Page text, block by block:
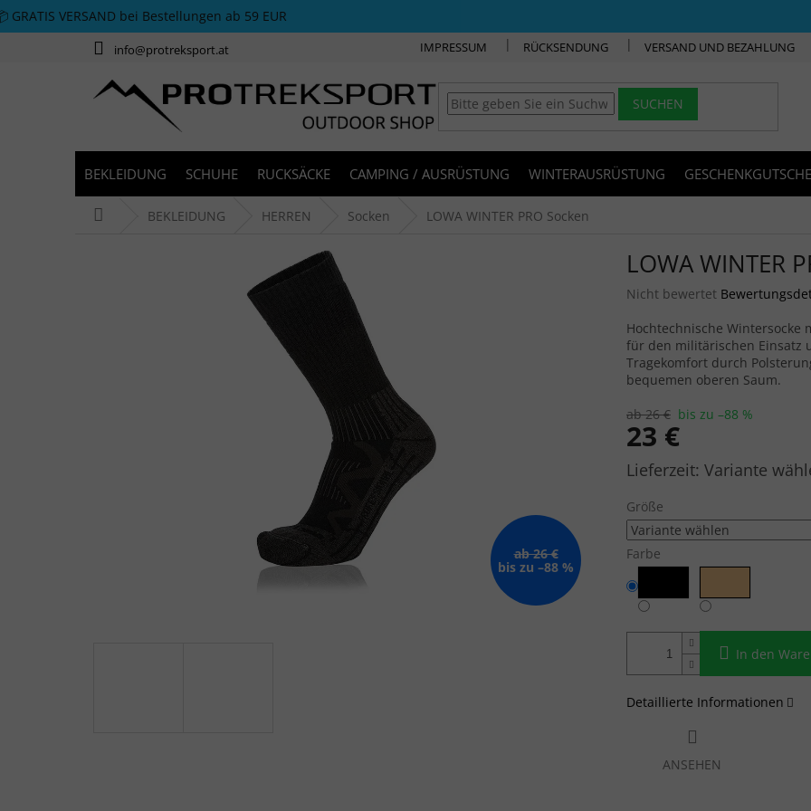
Zum Inhalt springen
GRATIS VERSAND bei Bestellungen ab 59 EUR
info@protreksport.at IMPRESSUM RÜCKSENDUNG VERSAND UND BEZAHLUNG
SUCHEN
BEKLEIDUNG SCHUHE RUCKSÄCKE CAMPING / AUSRÜSTUNG WINTERAUSRÜSTUNG
StartseiteBEKLEIDUNG HERREN Socken LOWA WINTER PRO Socken
ab 26 €
bis zu –88 %
LOWA WINTER
Die durchschnittliche
Nicht bewertet
ab 26 € bis zu –88 %
23 €
Verkaufspreis:Variante
Größe
Farbe
In den
Hochtechnische
für den militärischen Einsatz
Tragekomfort durch
bequemen oberen Saum.
Detaillierte Informationen
ANSEHEN